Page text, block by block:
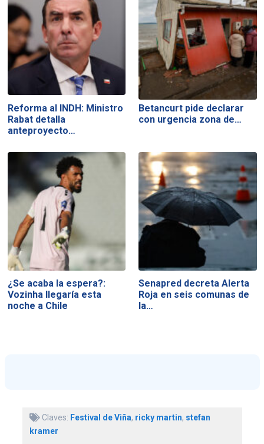
Reforma al INDH: Ministro
Rabat detalla
anteproyecto…
Betancurt pide declarar
con urgencia zona de…
¿Se acaba la espera?:
Vozinha llegaría esta
noche a Chile
Senapred decreta Alerta
Roja en seis comunas de
la…
Claves: Festival de Viña, ricky martin, stefan
kramer